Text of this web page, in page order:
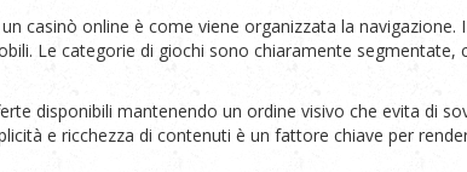
casinò online è come viene organizzata la
Le categorie di giochi sono chiaramente
disponibili mantenendo un ordine visivo che evita di
e ricchezza di contenuti è un fattore chiave per